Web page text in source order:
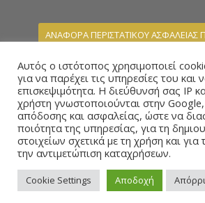
ΑΝΑΦΟΡΑ ΠΕΡΙΣΤΑΤΙΚΟΥ
ΚΑΤΑΓΓΕΛΙΑ ΠΑΡΑΝΟΜΗΣ
ΔΡΑΣΤΗΡΙΟΤΗΤΑΣ
ΗΛΕΚΤΡΟΝΙΚΗ ΦΟΡΜΑ ΥΠΟΒΟΛΗΣ
WHISTLEBLOWING
Copyright 2016 © National Betting Authority, All
Αυτός ο ιστότοπος χρησιμοποιεί
για να παρέχει τις υπηρεσίες του και
επισκεψιμότητα. Η διεύθυνσή σας IP
χρήστη γνωστοποιούνται στην Google,
απόδοσης και ασφαλείας, ώστε να
ποιότητα της υπηρεσίας, για τη
στοιχείων σχετικά με τη χρήση και για
την αντιμετώπιση καταχρήσεων.
Cookie Settings Αποδοχή